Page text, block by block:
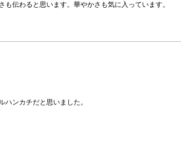
伝わると思います。華やかさも気に入っています。
ンカチだと思いました。